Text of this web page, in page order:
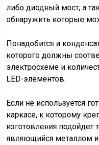
либо диодный мост, а
обнаружить которые
Понадобится и
которого должны
электросхеме и
LED-элементов.
Если не используется
каркасе, к которому
изготовления подойдет
являющийся металлом